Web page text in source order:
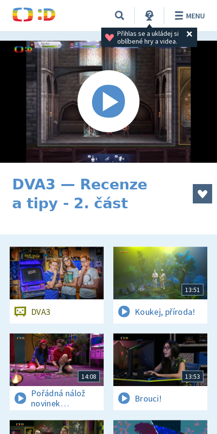
Přihlas se a ukládej si
oblíbené hry a videa.
MENU
DVA3 — Recenze
a tipy - 2. část
DVA3
13:51
Koukej, příroda!
14:08
Pořádná nálož
novinek
a zajímavostí
13:53
Brouci!